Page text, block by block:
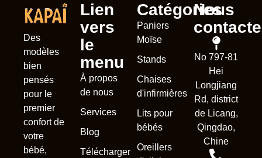
Des
modèles
bien
pensés
pour le
premier
confort de
votre
bébé,
Lien
vers
le
menu
À propos
de nous
Services
Blog
Télécharger
Catégories
Paniers
Moïse
Stands
Chaises
d'infirmières
Lits pour
bébés
Oreillers
Nous
No 797-81
Hei
Longjiang
Rd, district
de Licang,
Qingdao,
Chine